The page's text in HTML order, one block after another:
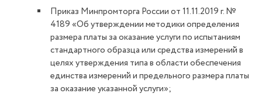
Приказ Минпромторга России от 11.11.2019 г. №
4189 «Об утверждении методики определения
размера платы за оказание услуги по испытаниям
стандартного образца или средства измерений в
целях утверждения типа в области обеспечения
единства измерений и предельного размера платы
за оказание указанной услуги»;